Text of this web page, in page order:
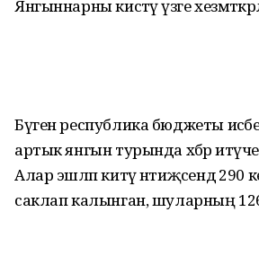
Янгыннарны кисәтү үзәге
Бүген республика бюджеты
артык янгын турында хәбәр
Алар эшләп китү нәтиҗәсендә
саклап калынган, шуларның